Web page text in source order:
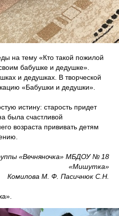
на тему «Кто такой пожилой
бабушке и дедушке».
и дедушках. В творческой
«Бабушки и дедушки».
истину: старость придет
была счастливой
возраста прививать детям
«Вечняночка» МБДОУ № 18
«Мишутка»
Комилова М. Ф. Пасичнюк С.Н.